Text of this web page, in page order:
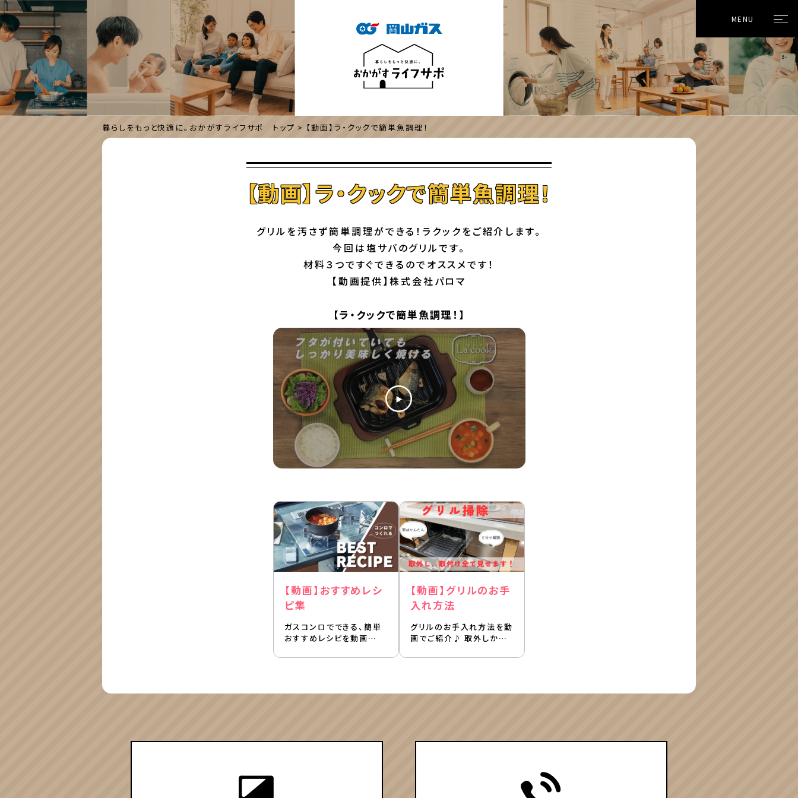
MENU
暮らしをもっと快適に。おかがすライフサポ トップ 【動画】ラ・クックで簡単魚調理！
【動画】ラ・クックで簡単魚調理！
グリルを汚さず簡単調理ができる！ラクックをご紹介します。
今回は塩サバのグリルです。
材料３つですぐできるのでオススメです！
【動画提供】株式会社パロマ
【ラ・クックで簡単魚調理！】
【動画】おすすめレシ
ピ集
ガスコンロでできる、簡単
おすすめレシピを動画…
【動画】グリルのお手
入れ方法
グリルのお手入れ方法を動
画でご紹介♪ 取外しか…